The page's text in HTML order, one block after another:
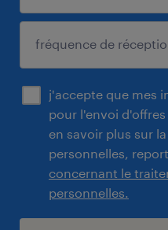
j'accepte que mes
pour l'envoi
en savoir plus sur
personnelles,
concernant le
personnelles.